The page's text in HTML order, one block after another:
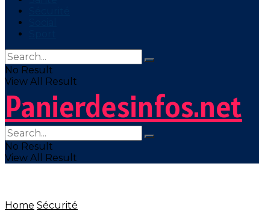
No Result
View All Result
Panierdesinfos.net
No Result
View All Result
Home Sécurité